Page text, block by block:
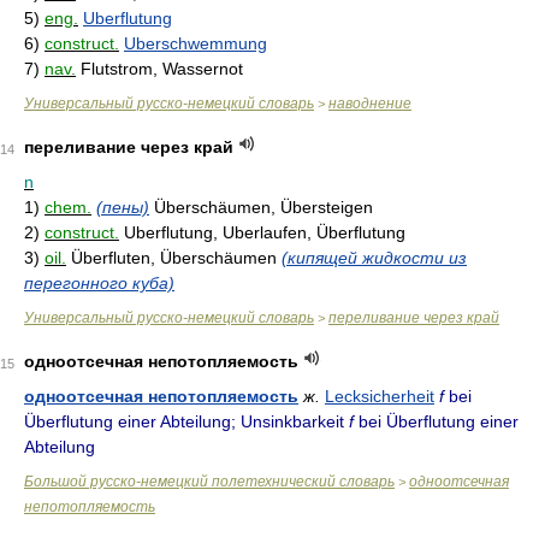
5) eng.
Uberflutung
6) construct. Uberschwemmung
7) nav. Flutstrom, Wassernot
Универсальный русско-немецкий словарь > наводнение
14
переливание через край
n
1) chem. (пены) Überschäumen, Übersteigen
2) construct. Uberflutung, Uberlaufen, Überflutung
3) oil. Überfluten, Überschäumen (кипящей жидкости из
перегонного куба)
Универсальный русско-немецкий словарь > переливание через край
15
одноотсечная непотопляемость
одноотсечная непотопляемость ж. Lecksicherheit fbei
Überflutung einer Abteilung; Unsinkbarkeit fbei Überflutung einer
Abteilung
Большой русско-немецкий полетехнический словарь > одноотсечная
непотопляемость